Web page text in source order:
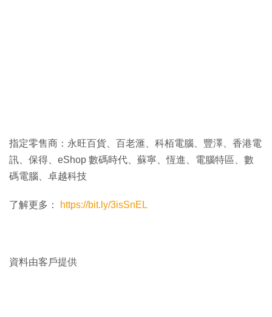
指定零售商：永旺百貨、百老滙、科栢電腦、豐澤、香港電
訊、保得、eShop 數碼時代、蘇寧、恆進、電腦特區、數
碼電腦、卓越科技
了解更多： https://bit.ly/3isSnEL
資料由客戶提供